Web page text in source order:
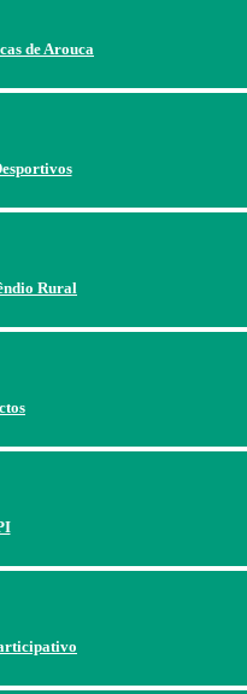
de Arouca
Rural